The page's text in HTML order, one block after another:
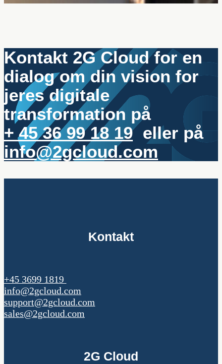
Kontakt 2G Cloud for en
dialog om din vision for
jeres digitale
transformation på
+ 45 36 99 18 19eller på
info@2gcloud.com
Kontakt
+45 3699 1819
info@2gcloud.com
support@2gcloud.com
sales@2gcloud.com
2G Cloud